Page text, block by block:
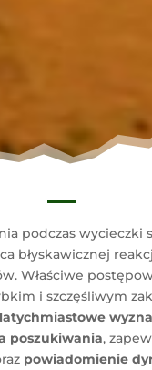
podczas wycieczki
błyskawicznej
Właściwe
i szczęśliwym
poszukiwania,
powiadomienie